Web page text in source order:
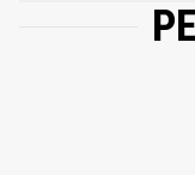
POMME D'AMOUR:
CINNAMIC ALDEHYDE,
TRIMETHYL-8-
(CARYOPHYLLENE),